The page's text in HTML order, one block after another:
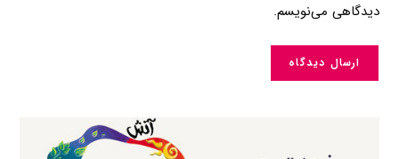
دیدگاهی می‌نویسم.